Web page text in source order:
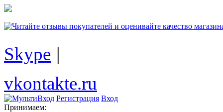
Skype |
vkontakte.ru
Регистрация Вход
Принимаем: